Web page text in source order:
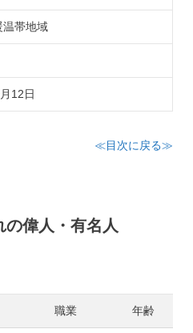
温帯地域
12日
≪目次に戻る≫
の偉人・有名人
職業 年齢